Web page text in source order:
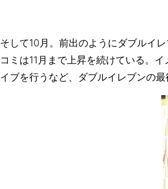
そして10月。前出のようにダブルイ
コミは11月まで上昇を続けている。
イブを行うなど、ダブルイレブンの